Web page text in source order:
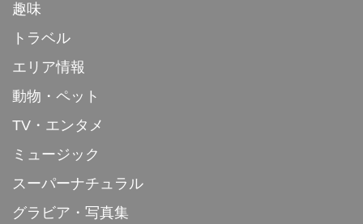
趣味
トラベル
エリア情報
動物・ペット
TV・エンタメ
ミュージック
スーパーナチュラル
グラビア・写真集